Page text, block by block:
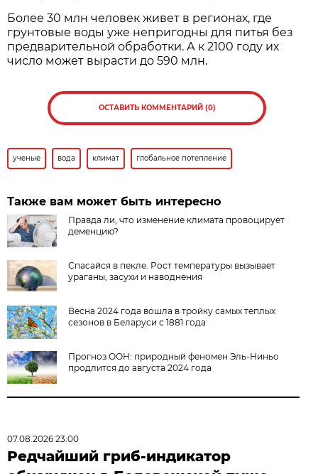
Более 30 млн человек живет в регионах, где
грунтовые воды уже непригодны для питья без
предварительной обработки. А к 2100 году их
число может вырасти до 590 млн.
ОСТАВИТЬ КОММЕНТАРИЙ (0)
ученые вода климат глобальное потепление
Также вам может быть интересно
Правда ли, что изменение климата провоцирует
деменцию?
Спасайся в пекле. Рост температуры вызывает
ураганы, засухи и наводнения
Весна 2024 года вошла в тройку самых теплых
сезонов в Беларуси с 1881 года
Прогноз ООН: природный феномен Эль-Ниньо
продлится до августа 2024 года
07.08.2026 23:00
Редчайший гриб-индикатор